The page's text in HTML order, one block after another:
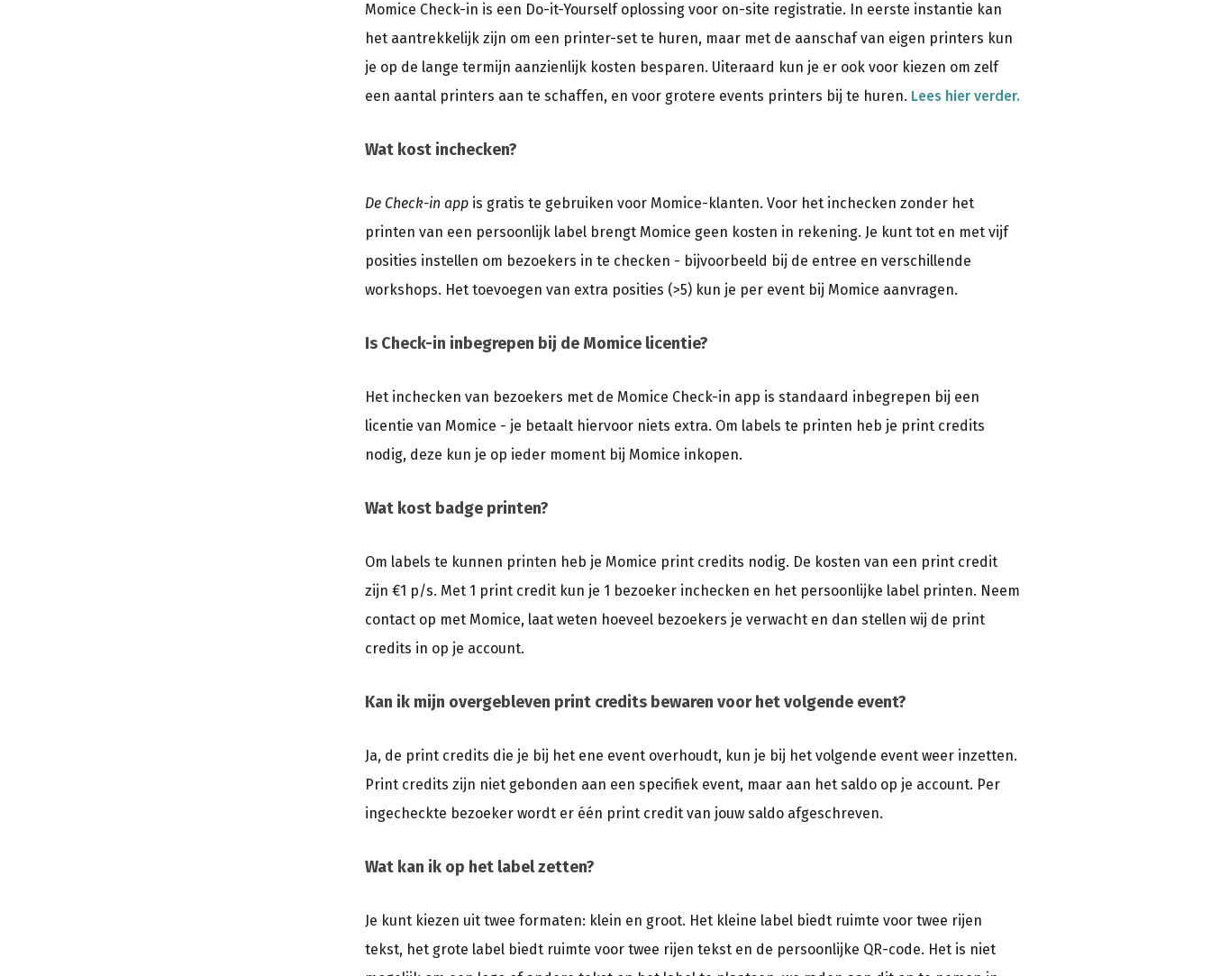
Momice Check-in is een Do-it-Yourself oplossing voor on-site registratie. In eerste instantie kan
het aantrekkelijk zijn om een printer-set te huren, maar met de aanschaf van eigen printers kun
je op de lange termijn aanzienlijk kosten besparen. Uiteraard kun je er ook voor kiezen om zelf
een aantal printers aan te schaffen, en voor grotere events printers bij te huren. Lees hier verder.
Wat kost inchecken?
De Check-in appis gratis te gebruiken voor Momice-klanten. Voor het inchecken zonder het
printen van een persoonlijk label brengt Momice geen kosten in rekening. Je kunt tot en met vijf
posities instellen om bezoekers in te checken - bijvoorbeeld bij de entree en verschillende
workshops. Het toevoegen van extra posities (>5) kun je per event bij Momice aanvragen.
Is Check-in inbegrepen bij de Momice licentie?
Het inchecken van bezoekers met de Momice Check-in app is standaard inbegrepen bij een
licentie van Momice - je betaalt hiervoor niets extra. Om labels te printen heb je print credits
nodig, deze kun je op ieder moment bij Momice inkopen.
Wat kost badge printen?
Om labels te kunnen printen heb je Momice print credits nodig. De kosten van een print credit
zijn €1 p/s. Met 1 print credit kun je 1 bezoeker inchecken en het persoonlijke label printen. Neem
contact op met Momice, laat weten hoeveel bezoekers je verwacht en dan stellen wij de print
credits in op je account.
Kan ik mijn overgebleven print credits bewaren voor het volgende event?
Ja, de print credits die je bij het ene event overhoudt, kun je bij het volgende event weer inzetten.
Print credits zijn niet gebonden aan een specifiek event, maar aan het saldo op je account. Per
ingecheckte bezoeker wordt er één print credit van jouw saldo afgeschreven.
Wat kan ik op het label zetten?
Je kunt kiezen uit twee formaten: klein en groot. Het kleine label biedt ruimte voor twee rijen
tekst, het grote label biedt ruimte voor twee rijen tekst en de persoonlijke QR-code. Het is niet